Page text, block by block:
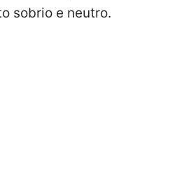
sobrio e neutro.